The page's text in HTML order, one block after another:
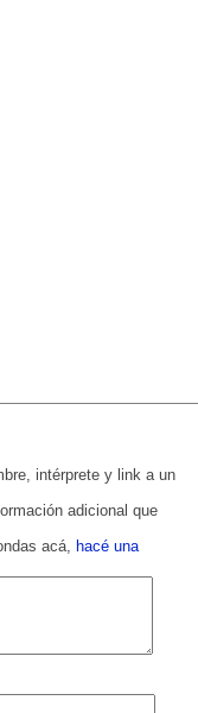
intérprete y link a un
adicional que
acá, hacé una